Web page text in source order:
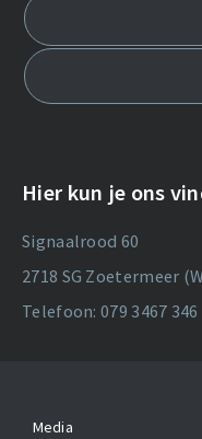
Hier kun je ons
Signaalrood 60
2718 SG Zoetermeer
Telefoon: 079 3467 346
Media